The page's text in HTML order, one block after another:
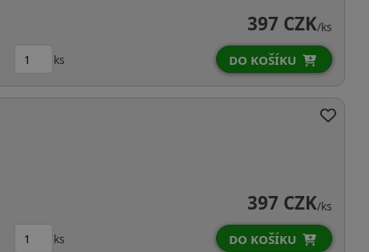
397 CZK/ks
ks DO KOŠÍKU
397 CZK/ks
ks DO KOŠÍKU